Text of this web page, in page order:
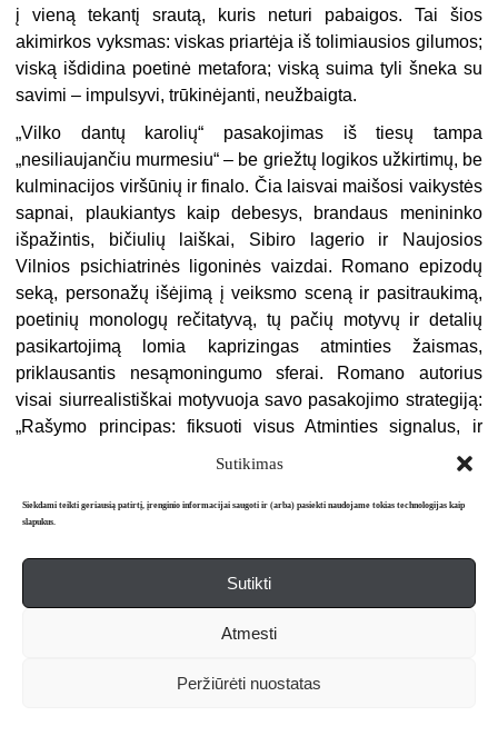
Sutikimas
Siekdami teikti geriausią patirtį, įrenginio informacijai saugoti ir (arba) pasiekti naudojame tokias technologijas kaip
slapukus.
Sutikti
Atmesti
Peržiūrėti nuostatas
į vieną tekantį srautą, kuris neturi pabaigos. Tai šios
akimirkos vyksmas: viskas priartėja iš tolimiausios gilumos;
viską išdidina poetinė metafora; viską suima tyli šneka su
savimi – impulsyvi, trūkinėjanti, neužbaigta.
„Vilko dantų karolių“ pasakojimas iš tiesų tampa
„nesiliaujančiu murmesiu“ – be griežtų logikos užkirtimų, be
kulminacijos viršūnių ir finalo. Čia laisvai maišosi vaikystės
sapnai, plaukiantys kaip debesys, brandaus menininko
išpažintis, bičiulių laiškai, Sibiro lagerio ir Naujosios
Vilnios psichiatrinės ligoninės vaizdai. Romano epizodų
seką, personažų išėjimą į veiksmo sceną ir pasitraukimą,
poetinių monologų rečitatyvą, tų pačių motyvų ir detalių
pasikartojimą lomia kaprizingas atminties žaismas,
priklausantis nesąmoningumo sferai. Romano autorius
visai siurrealistiškai motyvuoja savo pasakojimo strategiją:
„Rašymo principas: fiksuoti visus Atminties signalus, ir
fiksuoti juos tokia tvarka, kokia Ji juos siunčia“ (p. 86).
nebegali būti užbaigtas, o tol keliaus „praeities
kūlgrindomis“, svaidys strėles „į amžinosios tamsos
gelmes“, kol nenutils Atminties signalai (jau parašyti keturi
„Vilko dantų karolių“ tomai).
Pamišusio herojaus grimasos nuvingiuoja ir lietuviško
(„Turėjai Žūti, / o išlikai“24), bet ir siurrealizmo literatūrinės